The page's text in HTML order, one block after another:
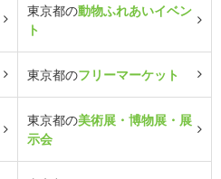
東京都の動物ふれあいイベン
ト
東京都のフリーマーケット
東京都の美術展・博物展・展
示会